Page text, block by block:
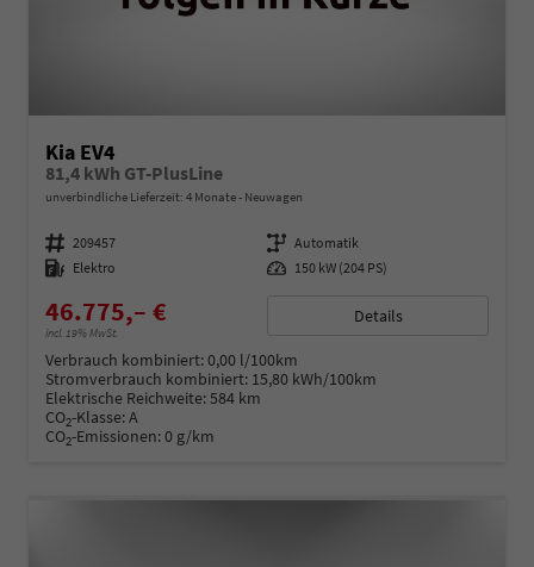
Kia EV4
81,4 kWh GT-PlusLine
unverbindliche Lieferzeit: 4 Monate Neuwagen
Fahrzeugnummer 209457 Getriebe Automatik
Kraftstoff Elektro Leistung 150 kW (204 PS)
46.775,– €
incl. 19% MwSt.
Details
Verbrauch kombiniert:0,00 l/100km
Stromverbrauch kombiniert: 15,80 kWh/100km
Elektrische Reichweite:584 km
CO2-Klasse:A
CO2-Emissionen:0 g/km